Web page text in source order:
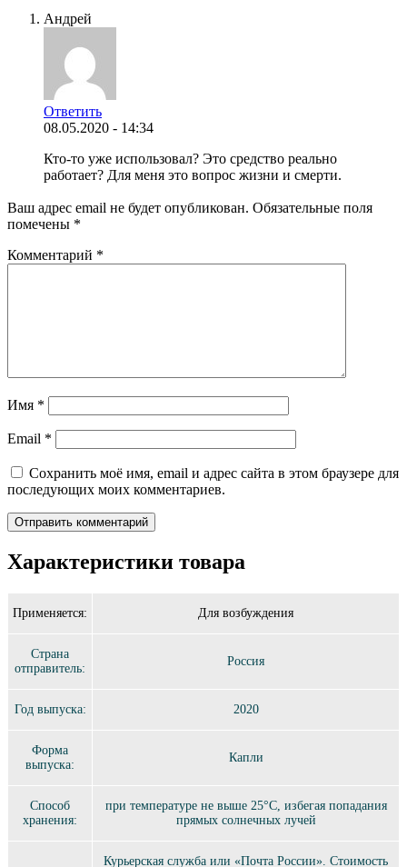
Андрей
Ответить
08.05.2020 - 14:34
Кто-то уже использовал? Это средство реально
работает? Для меня это вопрос жизни и смерти.
Ваш адрес email не будет опубликован. Обязательные поля
помечены *
Комментарий *
Имя *
Email *
Сохранить моё имя, email и адрес сайта в этом браузере для
последующих моих комментариев.
Характеристики товара
Применяется: Для возбуждения
Страна
отправитель:
Россия
Год выпуска: 2020
Форма
выпуска:
Капли
Способ
хранения:
при температуре не выше 25°C, избегая попадания
прямых солнечных лучей
Курьерская служба или «Почта России». Стоимость